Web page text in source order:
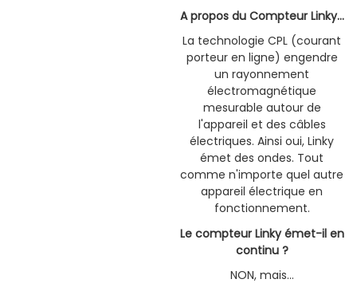
A propos du Compteur Linky…
La technologie CPL (courant
porteur en ligne) engendre
un rayonnement
électromagnétique
mesurable autour de
l'appareil et des câbles
électriques. Ainsi oui, Linky
émet des ondes. Tout
comme n'importe quel autre
appareil électrique en
fonctionnement.
Le compteur Linky émet-il en
continu ?
NON, mais…